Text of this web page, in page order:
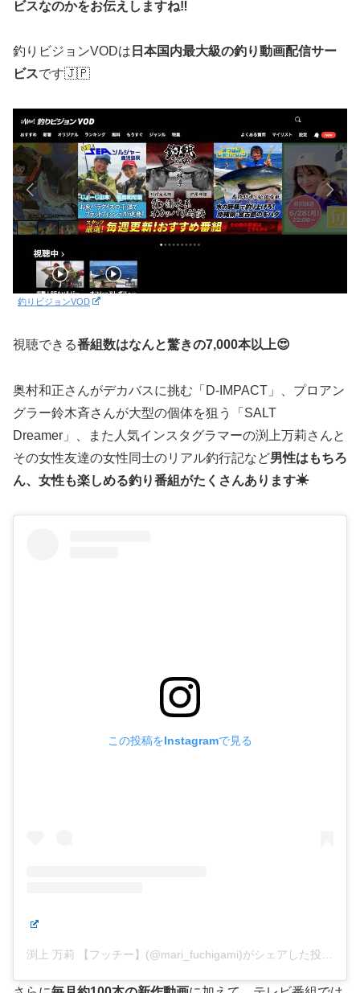
ビスなのかをお伝えしますね‼️
釣りビジョンVODは 日本国内最大級の釣り動画配信サー
ビスです🇯🇵
釣りビジョンVOD
視聴できる番組数はなんと驚きの7,000本以上😍
奥村和正さんがデカバスに挑む「D-IMPACT」、プロアン
グラー鈴木斉さんが大型の個体を狙う「SALT
Dreamer」、また人気インスタグラマーの渕上万莉さんと
その女性友達の女性同士のリアル釣行記など男性はもちろ
ん、女性も楽しめる釣り番組がたくさんあります☀︎
この投稿をInstagramで見る